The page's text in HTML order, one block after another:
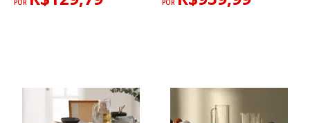
POR POR